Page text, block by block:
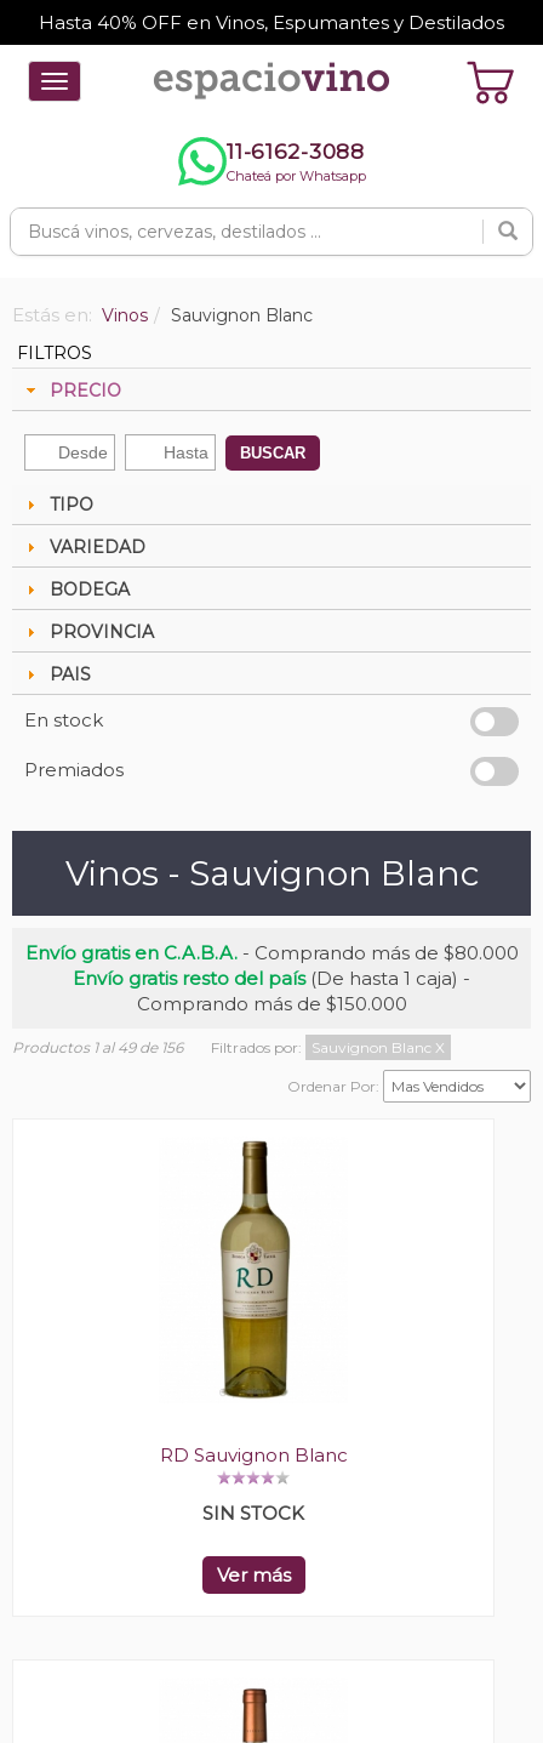
Hasta 40% OFF en Vinos, Espumantes y Destilados
Toggle
navigation
11-6162-3088
Chateá por Whatsapp
Estás en: Vinos
Sauvignon Blanc
FILTROS
PRECIO
BUSCAR
TIPO
VARIEDAD
BODEGA
PROVINCIA
PAIS
En stock
Premiados
Vinos - Sauvignon Blanc
Envío gratis en C.A.B.A.- Comprando más de $80.000
Envío gratis resto del país(De hasta 1 caja) -
Comprando más de $150.000
Productos 1 al 49 de 156 Filtrados por: Sauvignon Blanc X
Ordenar Por:
RD Sauvignon Blanc
SIN STOCK
Ver más